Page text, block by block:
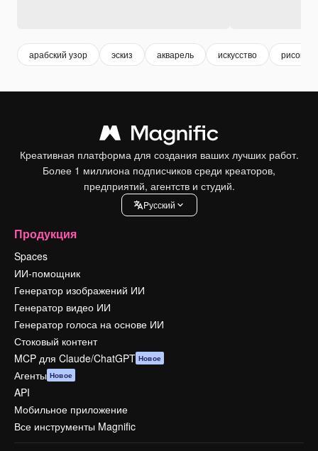
арабский узор эскиз акварель искусство
Креативная платформа для создания ваших лучших работ.
Более 1 миллиона подписчиков среди креаторов,
предприятий, агентств и студий.
Pусский
Продукция
Spaces
ИИ-помощник
Генератор изображений ИИ
Генератор видео ИИ
Генератор голоса на основе ИИ
Стоковый контент
MCP для Claude/ChatGPT Новое
Агенты Новое
API
Мобильное приложение
Все инструменты Magnific